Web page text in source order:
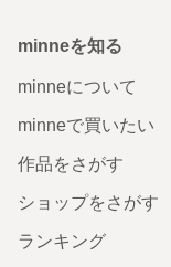
minneを知る
minneについて
minneで買いたい
作品をさがす
ショップをさがす
ランキング